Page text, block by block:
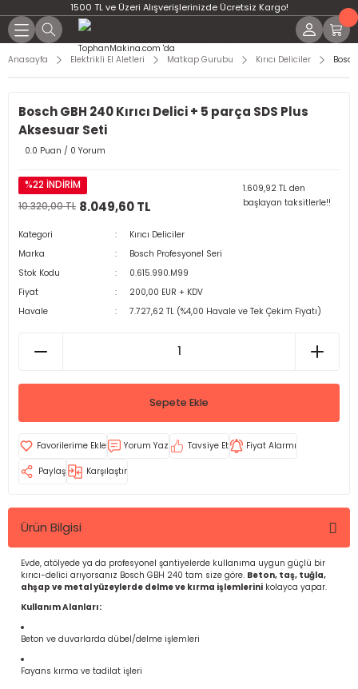
1500 TL ve Üzeri Alışverişlerinizde Ücretsiz Kargo!
Anasayfa Elektrikli El Aletleri Matkap Gurubu Kırıcı Deliciler
Bosch GBH 240 Kırıcı Delici + 5 parça SDS Plus
Aksesuar Seti
0.0 Puan / 0 Yorum
%22 İNDİRİM
10.320,00 TL 8.049,60 TL
1.609,92 TL den
başlayan taksitlerle!!
Kategori
Kırıcı Deliciler
Marka
Bosch Profesyonel Seri
Stok Kodu
0.615.990.M99
Fiyat
200,00 EUR + KDV
Havale
7.727,62 TL (%4,00 Havale ve Tek Çekim Fiyatı)
Sepete Ekle
Yorum Yaz Tavsiye Et Fiyat Alarmı
Paylaş Karşılaştır
Ürün Bilgisi
Evde, atölyede ya da profesyonel şantiyelerde kullanıma uygun güçlü bir
kırıcı-delici arıyorsanız Bosch GBH 240 tam size göre. Beton, taş, tuğla,
ahşap ve metal yüzeylerde delme ve kırma işlemlerini kolayca yapar.
Kullanım Alanları:
Beton ve duvarlarda dübel/delme işlemleri
Fayans kırma ve tadilat işleri